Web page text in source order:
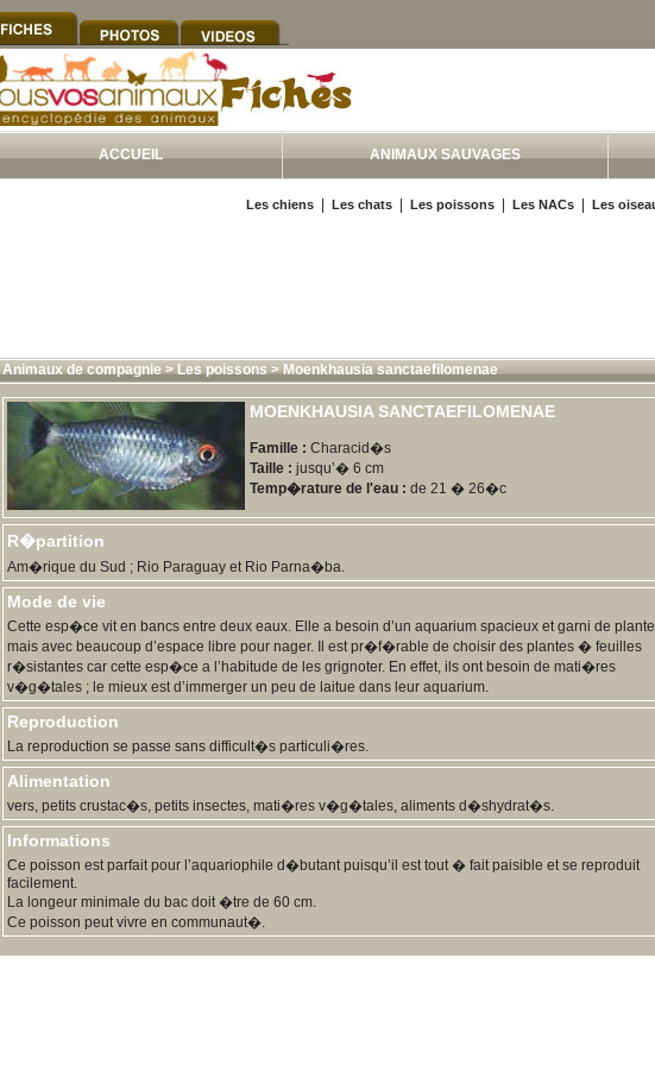
ACCUEIL ANIMAUX SAUVAGES
Les chiens Les chats Les poissons Les NACs Les
Animaux de compagnie>Les poissons>Moenkhausia sanctaefilomenae
MOENKHAUSIA SANCTAEFILOMENAE
Famille : Characid�s
Taille : jusqu’� 6 cm
Temp�rature de l'eau : de 21 � 26�c
R�partition
Am�rique du Sud ; Rio Paraguay et Rio Parna�ba.
Mode de vie
Cette esp�ce vit en bancs entre deux eaux. Elle a besoin d’un aquarium spacieux et garni de
mais avec beaucoup d’espace libre pour nager. Il est pr�f�rable de choisir des plantes � feuilles
r�sistantes car cette esp�ce a l’habitude de les grignoter. En effet, ils ont besoin de mati�res
v�g�tales ; le mieux est d’immerger un peu de laitue dans leur aquarium.
Reproduction
La reproduction se passe sans difficult�s particuli�res.
Alimentation
vers, petits crustac�s, petits insectes, mati�res v�g�tales, aliments d�shydrat�s.
Informations
Ce poisson est parfait pour l’aquariophile d�butant puisqu’il est tout � fait paisible et se reproduit
facilement.
La longeur minimale du bac doit �tre de 60 cm.
Ce poisson peut vivre en communaut�.